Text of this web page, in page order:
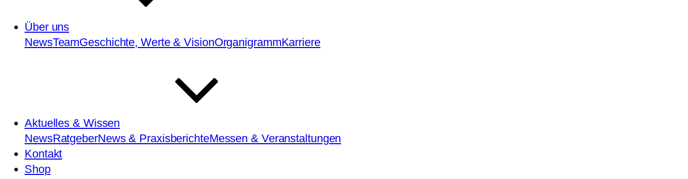
Über uns
NewsTeamGeschichte, Werte & VisionOrganigrammKarriere
Aktuelles & Wissen
NewsRatgeberNews & PraxisberichteMessen & Veranstaltungen
Kontakt
Shop